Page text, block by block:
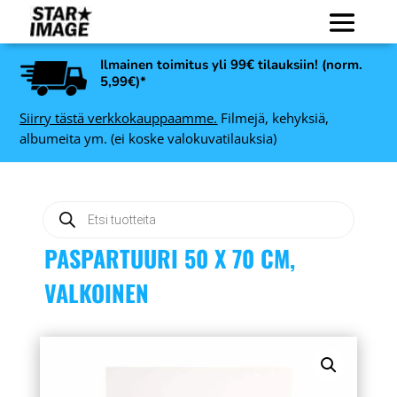
Ilmainen toimitus yli 99€ tilauksiin! (norm.
5,99€)*
Siirry tästä verkkokauppaamme. Filmejä, kehyksiä,
albumeita ym. (ei koske valokuvatilauksia)
search
PASPARTUURI 50 X 70 CM,
VALKOINEN